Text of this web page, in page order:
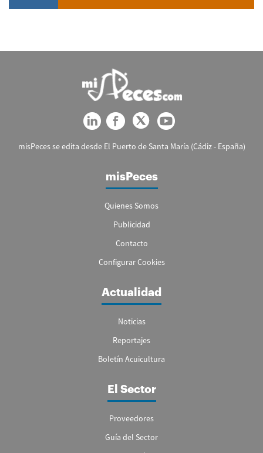
misPeces se edita desde El Puerto de Santa María (Cádiz - España)
misPeces
Quienes Somos
Publicidad
Contacto
Configurar Cookies
Actualidad
Noticias
Reportajes
Boletín Acuicultura
El Sector
Proveedores
Guía del Sector